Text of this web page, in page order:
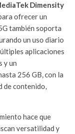
Dimensity
ofrecer un
también soporta
un uso diario
aplicaciones
y un
256 GB, con la
de contenido,
hace que
versatilidad y